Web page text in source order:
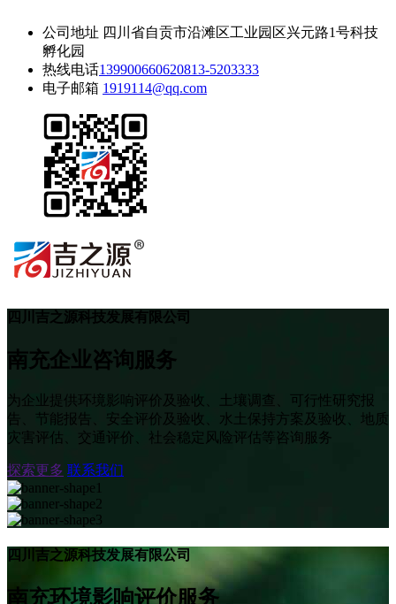
公司地址 四川省自贡市沿滩区工业园区兴元路1号科技
孵化园
热线电话139900660620813-5203333
电子邮箱 1919114@qq.com
四川吉之源科技发展有限公司
南充企业咨询服务
为企业提供环境影响评价及验收、土壤调查、可行性研究报
告、节能报告、安全评价及验收、水土保持方案及验收、地质
灾害评估、交通评价、社会稳定风险评估等咨询服务
探索更多 联系我们
四川吉之源科技发展有限公司
南充环境影响评价服务